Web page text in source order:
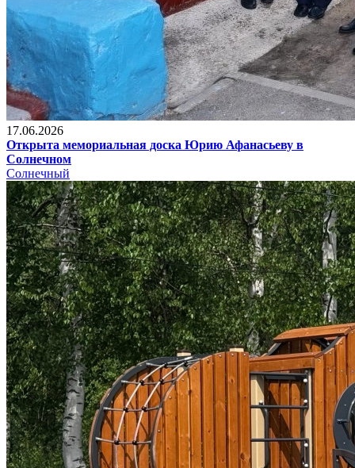
17.06.2026
Открыта мемориальная доска Юрию Афанасьеву в
Солнечном
Солнечный